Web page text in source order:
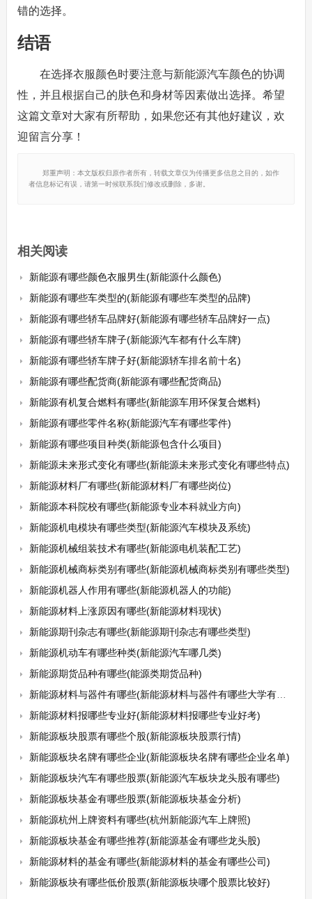
错的选择。
结语
在选择衣服颜色时要注意与新能源汽车颜色的协调
性，并且根据自己的肤色和身材等因素做出选择。希望
这篇文章对大家有所帮助，如果您还有其他好建议，欢
迎留言分享！
郑重声明：本文版权归原作者所有，转载文章仅为传播更多信息之目的，如作
者信息标记有误，请第一时候联系我们修改或删除，多谢。
相关阅读
新能源有哪些颜色衣服男生(新能源什么颜色)
新能源有哪些车类型的(新能源有哪些车类型的品牌)
新能源有哪些轿车品牌好(新能源有哪些轿车品牌好一点)
新能源有哪些轿车牌子(新能源汽车都有什么车牌)
新能源有哪些轿车牌子好(新能源轿车排名前十名)
新能源有哪些配货商(新能源有哪些配货商品)
新能源有机复合燃料有哪些(新能源车用环保复合燃料)
新能源有哪些零件名称(新能源汽车有哪些零件)
新能源有哪些项目种类(新能源包含什么项目)
新能源未来形式变化有哪些(新能源未来形式变化有哪些特点)
新能源材料厂有哪些(新能源材料厂有哪些岗位)
新能源本科院校有哪些(新能源专业本科就业方向)
新能源机电模块有哪些类型(新能源汽车模块及系统)
新能源机械组装技术有哪些(新能源电机装配工艺)
新能源机械商标类别有哪些(新能源机械商标类别有哪些类型)
新能源机器人作用有哪些(新能源机器人的功能)
新能源材料上涨原因有哪些(新能源材料现状)
新能源期刊杂志有哪些(新能源期刊杂志有哪些类型)
新能源机动车有哪些种类(新能源汽车哪几类)
新能源期货品种有哪些(能源类期货品种)
新能源材料与器件有哪些(新能源材料与器件有哪些大学有这个专业)
新能源材料报哪些专业好(新能源材料报哪些专业好考)
新能源板块股票有哪些个股(新能源板块股票行情)
新能源板块名牌有哪些企业(新能源板块名牌有哪些企业名单)
新能源板块汽车有哪些股票(新能源汽车板块龙头股有哪些)
新能源板块基金有哪些股票(新能源板块基金分析)
新能源杭州上牌资料有哪些(杭州新能源汽车上牌照)
新能源板块基金有哪些推荐(新能源基金有哪些龙头股)
新能源材料的基金有哪些(新能源材料的基金有哪些公司)
新能源板块有哪些低价股票(新能源板块哪个股票比较好)